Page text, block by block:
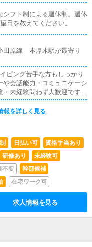
話で受注を行い、PCメール
し、受注スケジュール・配車
断しながら行い、的確に現
イバー指示まで一気通貫に
やりがいがあります。
シフト制による週休制。週休
日を教えてください。
田原線 本厚木駅が最寄り
ピング苦手な方もしっかり
や会話能力・コミュニケーシ
・未経験問わず大歓迎です◆
あるという程度で大丈夫で
業務ソフトが使えること
やる気のある方◆この業界当
性が非常に多いお店です。
向上心のある方であればど
せん。
報を詳しく見る
日払い可
資格手当あり
研修あり
未経験可
不要
幹部候補
在宅ワーク可
求人情報を見る